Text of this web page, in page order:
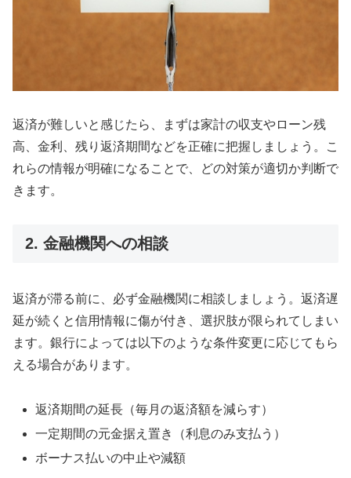
返済が難しいと感じたら、まずは家計の収支やローン残
高、金利、残り返済期間などを正確に把握しましょう。こ
れらの情報が明確になることで、どの対策が適切か判断で
きます。
2. 金融機関への相談
返済が滞る前に、必ず金融機関に相談しましょう。返済遅
延が続くと信用情報に傷が付き、選択肢が限られてしまい
ます。銀行によっては以下のような条件変更に応じてもら
える場合があります。
返済期間の延長（毎月の返済額を減らす）
一定期間の元金据え置き（利息のみ支払う）
ボーナス払いの中止や減額